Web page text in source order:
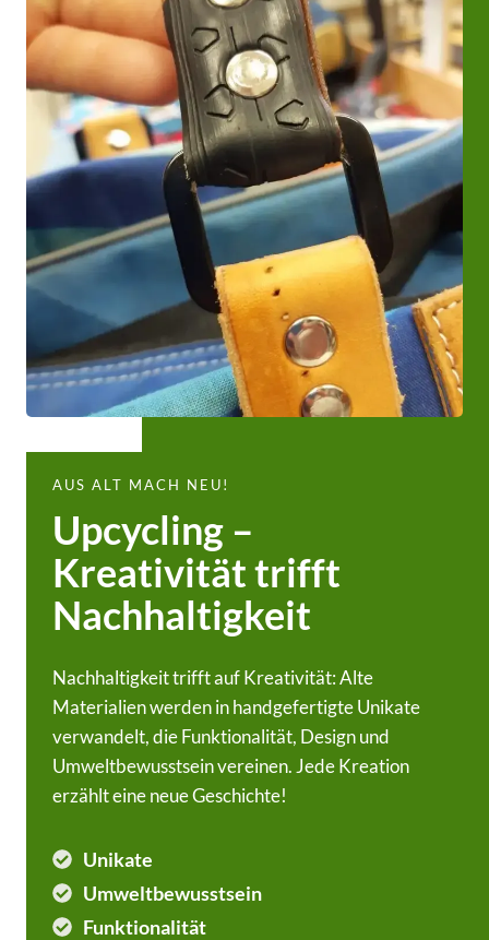
AUS ALT MACH NEU!
Upcycling –
Kreativität trifft
Nachhaltigkeit
Nachhaltigkeit trifft auf Kreativität: Alte
Materialien werden in handgefertigte Unikate
verwandelt, die Funktionalität, Design und
Umweltbewusstsein vereinen. Jede Kreation
erzählt eine neue Geschichte!
Unikate
Umweltbewusstsein
Funktionalität